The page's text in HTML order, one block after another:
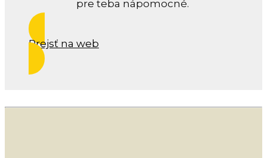
pre teba nápomocné.
Prejsť na web